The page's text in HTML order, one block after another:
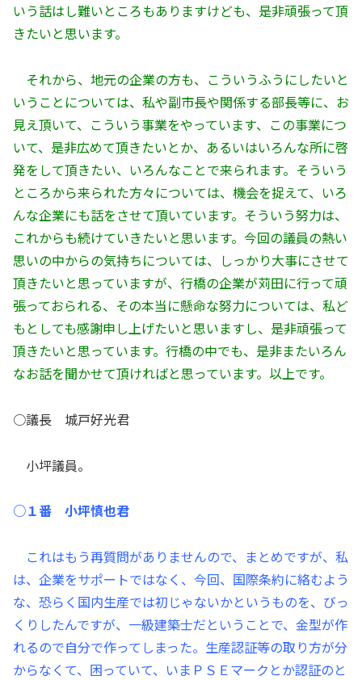
いう話はし難いところもありますけども、是非頑張って頂
きたいと思います。
それから、地元の企業の方も、こういうふうにしたいと
いうことについては、私や副市長や関係する部長等に、お
見え頂いて、こういう事業をやっています、この事業につ
いて、是非広めて頂きたいとか、あるいはいろんな所に啓
発をして頂きたい、いろんなことで来られます。そういう
ところから来られた方々については、機会を捉えて、いろ
んな企業にも話をさせて頂いています。そういう努力は、
これからも続けていきたいと思います。今回の議員の熱い
思いの中からの気持ちについては、しっかり大事にさせて
頂きたいと思っていますが、行橋の企業が苅田に行って頑
張っておられる、その本当に懸命な努力については、私ど
もとしても感謝申し上げたいと思いますし、是非頑張って
頂きたいと思っています。行橋の中でも、是非またいろん
なお話を聞かせて頂ければと思っています。以上です。
○議長 城戸好光君
小坪議員。
○１番 小坪慎也君
これはもう再質問がありませんので、まとめですが、私
は、企業をサポートではなく、今回、国際条約に絡むよう
な、恐らく国内生産では初じゃないかというものを、びっ
くりしたんですが、一級建築士だということで、金型が作
れるので自分で作ってしまった。生産認証等の取り方が分
からなくて、困っていて、いまＰＳＥマークとか認証のと